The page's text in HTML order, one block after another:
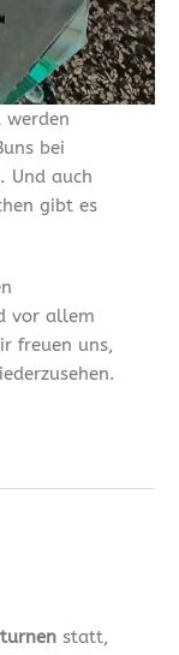
werden
bei
Und auch
gibt es
vor allem
freuen uns,
statt,